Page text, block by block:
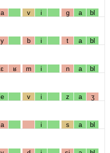
a v i g a bl
y b i t a bl
ɛ ʁ m i n a bl
e v i z a ʒ
a i s a bl